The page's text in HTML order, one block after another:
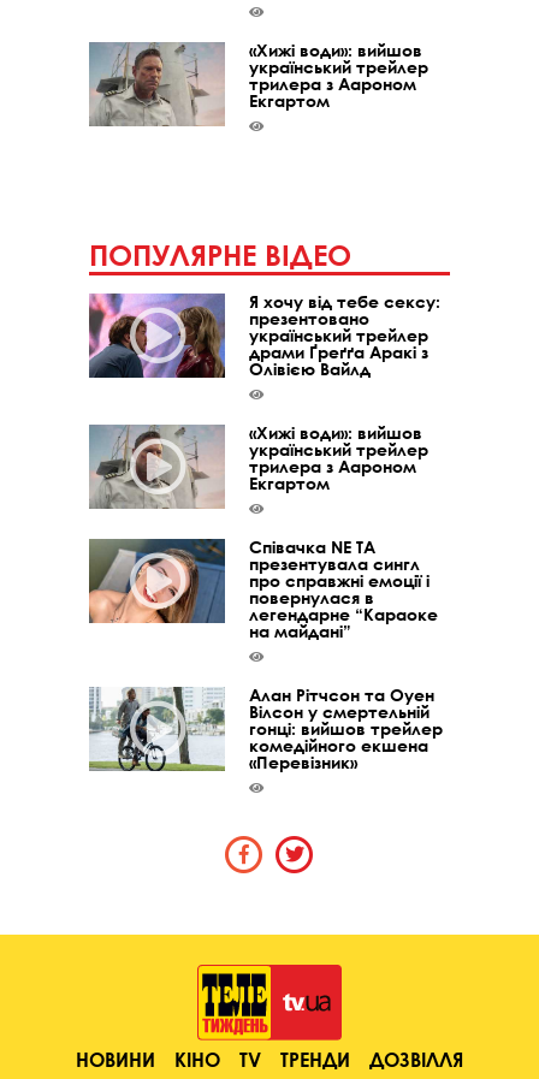
«Хижі води»: вийшов
український трейлер
трилера з Аароном
Екгартом
ПОПУЛЯРНЕ ВІДЕО
Я хочу від тебе сексу:
презентовано
український трейлер
драми Ґреґґа Аракі з
Олівією Вайлд
«Хижі води»: вийшов
український трейлер
трилера з Аароном
Екгартом
Співачка NE TA
презентувала сингл
про справжні емоції і
повернулася в
легендарне “Караоке
на майдані”
Алан Рітчсон та Оуен
Вілсон у смертельній
гонці: вийшов трейлер
комедійного екшена
«Перевізник»
НОВИНИ КІНО TV ТРЕНДИ ДОЗВІЛЛЯ